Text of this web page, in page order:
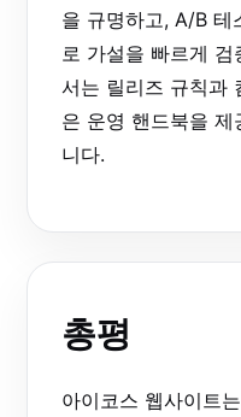
을 규명하고, A/B 테
로 가설을 빠르게
서는 릴리즈 규칙과
은 운영 핸드북을
니다.
총평
아이코스 웹사이트